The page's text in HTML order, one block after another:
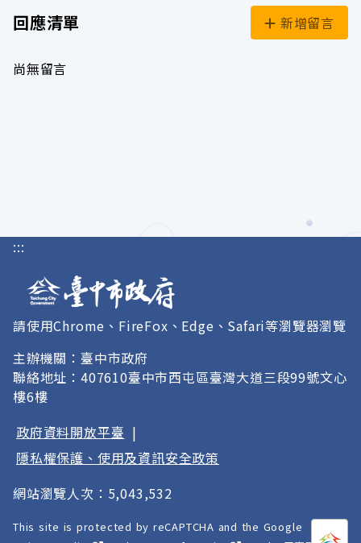
回應清單 新增留言
尚無留言
打開
:::
請使用Chrome、FireFox、Edge、Safari等瀏覽器瀏覽
主辦機關：臺中市政府
聯絡地址：407610臺中市西屯區臺灣大道三段99號文心
樓6樓
政府資料開放平臺 |
隱私權保護、使用及資訊安全政策
網站瀏覽人次：5,043,532
This site is protected by reCAPTCHA and the Google